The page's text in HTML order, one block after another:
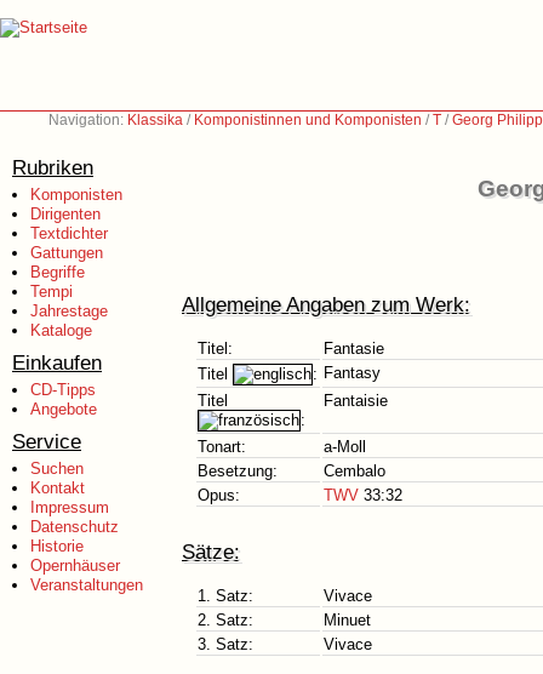
Navigation: Klassika / Komponistinnen und Komponisten /T /Georg
Rubriken
Komponisten
Dirigenten
Textdichter
Gattungen
Begriffe
Tempi
Jahrestage
Kataloge
Einkaufen
CD-Tipps
Angebote
Service
Suchen
Kontakt
Impressum
Datenschutz
Historie
Opernhäuser
Veranstaltungen
Allgemeine Angaben zum Werk:
Titel:
Fantasie
Titel
: Fantasy
Titel
:
Fantaisie
Tonart:
a-Moll
Besetzung:
Cembalo
Opus:
TWV 33:32
Sätze:
1. Satz:
Vivace
2. Satz:
Minuet
3. Satz:
Vivace